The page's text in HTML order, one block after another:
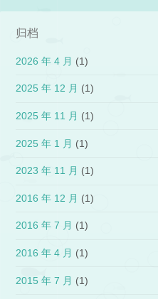
归档
2026 年 4 月 (1)
2025 年 12 月 (1)
2025 年 11 月 (1)
2025 年 1 月 (1)
2023 年 11 月 (1)
2016 年 12 月 (1)
2016 年 7 月 (1)
2016 年 4 月 (1)
2015 年 7 月 (1)